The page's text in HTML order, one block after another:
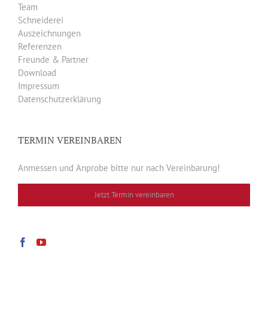
Team
Schneiderei
Auszeichnungen
Referenzen
Freunde & Partner
Download
Impressum
Datenschutzerklärung
TERMIN VEREINBAREN
Anmessen und Anprobe bitte nur nach Vereinbarung!
Jetzt Termin vereinbaren